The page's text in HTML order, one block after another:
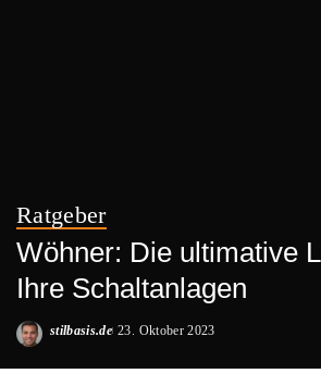
Ratgeber
Wöhner: Die ultimative
Ihre Schaltanlagen
Posted
stilbasis.de 23. Oktober 2023